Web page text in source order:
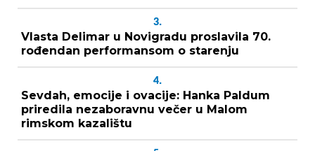
3.
Vlasta Delimar u Novigradu proslavila 70.
rođendan performansom o starenju
4.
Sevdah, emocije i ovacije: Hanka Paldum
priredila nezaboravnu večer u Malom
rimskom kazalištu